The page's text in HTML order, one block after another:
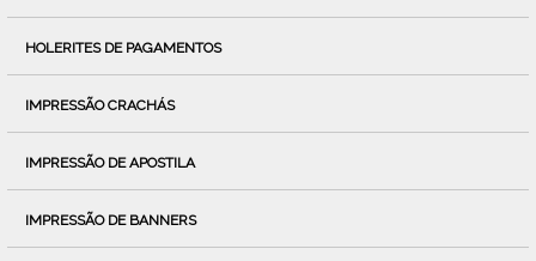
HOLERITES DE PAGAMENTOS
IMPRESSÃO CRACHÁS
IMPRESSÃO DE APOSTILA
IMPRESSÃO DE BANNERS